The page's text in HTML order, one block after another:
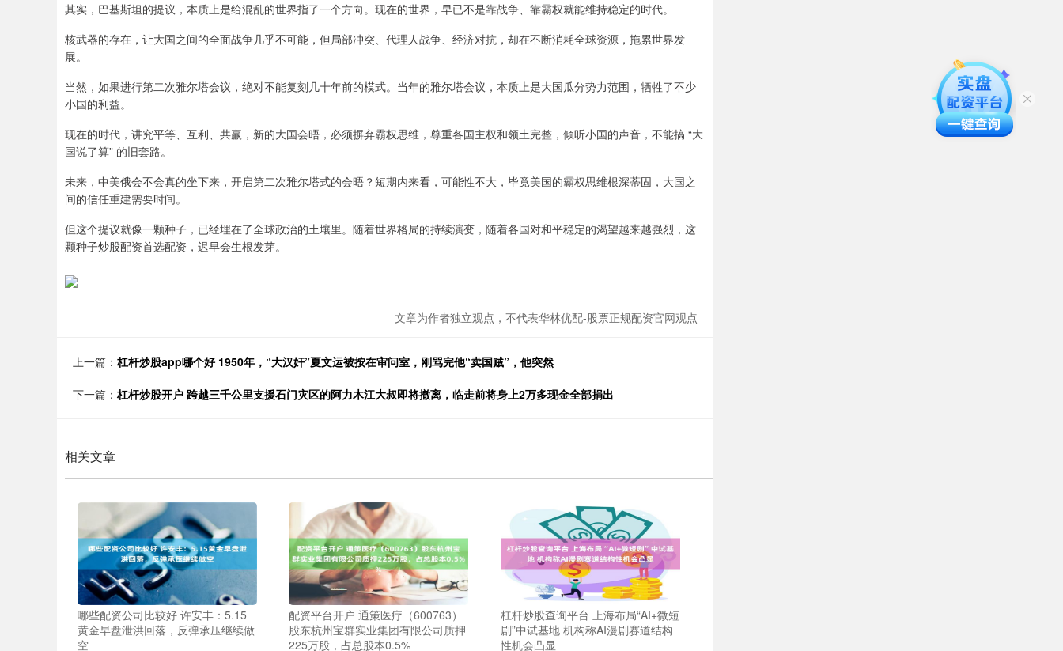
其实，巴基斯坦的提议，本质上是给混乱的世界指了一个方向。现在的世界，早已不是靠战争、靠霸权就能维持稳定的时代。
核武器的存在，让大国之间的全面战争几乎不可能，但局部冲突、代理人战争、经济对抗，却在不断消耗全球资源，拖累世界发
展。
当然，如果进行第二次雅尔塔会议，绝对不能复刻几十年前的模式。当年的雅尔塔会议，本质上是大国瓜分势力范围，牺牲了不少
小国的利益。
现在的时代，讲究平等、互利、共赢，新的大国会晤，必须摒弃霸权思维，尊重各国主权和领土完整，倾听小国的声音，不能搞 “大
国说了算” 的旧套路。
未来，中美俄会不会真的坐下来，开启第二次雅尔塔式的会晤？短期内来看，可能性不大，毕竟美国的霸权思维根深蒂固，大国之
间的信任重建需要时间。
但这个提议就像一颗种子，已经埋在了全球政治的土壤里。随着世界格局的持续演变，随着各国对和平稳定的渴望越来越强烈，这
颗种子炒股配资首选配资，迟早会生根发芽。
文章为作者独立观点，不代表华林优配-股票正规配资官网观点
上一篇： 杠杆炒股app哪个好 1950年，“大汉奸”夏文运被按在审问室，刚骂完他“卖国贼”，他突然
下一篇： 杠杆炒股开户 跨越三千公里支援石门灾区的阿力木江大叔即将撤离，临走前将身上2万多现金全部捐出
相关文章
哪些配资公司比较好 许安丰：5.15
黄金早盘泄洪回落，反弹承压继续做
空
配资平台开户 通策医疗（600763）
股东杭州宝群实业集团有限公司质押
225万股，占总股本0.5%
杠杆炒股查询平台 上海布局“AI+微短
剧”中试基地 机构称AI漫剧赛道结构
性机会凸显